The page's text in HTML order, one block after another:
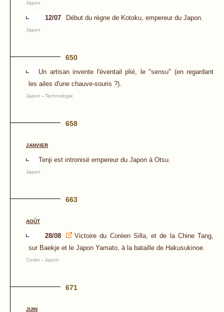
Japon
12/07 Début du règne de Kotoku, empereur du Japon.
Japon
650
Un artisan invente l'éventail plié, le "sensu" (en regardant
les ailes d'une chauve-souris ?).
Japon - Technologie
658
JANVIER
Tenji est intronisé empereur du Japon à Otsu.
Japon
663
AOÛT
28/08
Victoire du Coréen Silla, et de la Chine Tang,
sur Baekje et le Japon Yamato, à la bataille de Hakusukinoe.
Corée - Japon
671
JUIN